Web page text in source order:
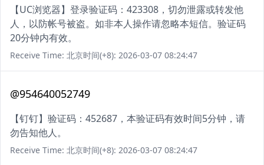
【UC浏览器】登录验证码：423308，切勿泄露或转发他
人，以防帐号被盗。如非本人操作请忽略本短信。验证码
20分钟内有效。
Receive Time: 北京时间(+8): 2026-03-07 08:24:47
@954640052749
【钉钉】验证码：452687，本验证码有效时间5分钟，请
勿告知他人。
Receive Time: 北京时间(+8): 2026-03-07 08:24:47